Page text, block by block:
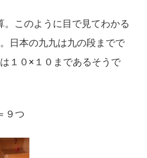
。このように目で見てわかる
日本の九九は九の段までで
１０×１０まであるそうで
９つ